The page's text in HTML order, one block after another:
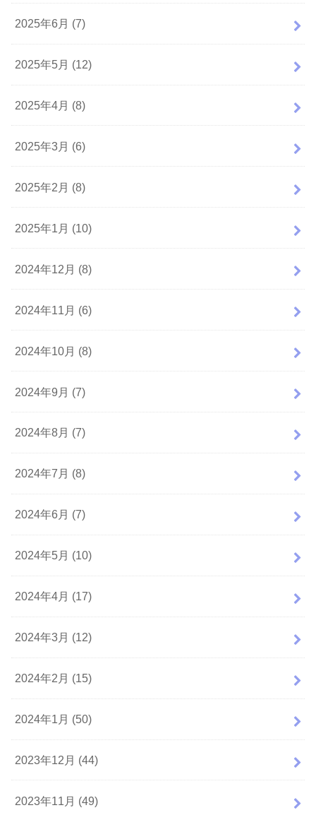
2025年6月 (7)
2025年5月 (12)
2025年4月 (8)
2025年3月 (6)
2025年2月 (8)
2025年1月 (10)
2024年12月 (8)
2024年11月 (6)
2024年10月 (8)
2024年9月 (7)
2024年8月 (7)
2024年7月 (8)
2024年6月 (7)
2024年5月 (10)
2024年4月 (17)
2024年3月 (12)
2024年2月 (15)
2024年1月 (50)
2023年12月 (44)
2023年11月 (49)